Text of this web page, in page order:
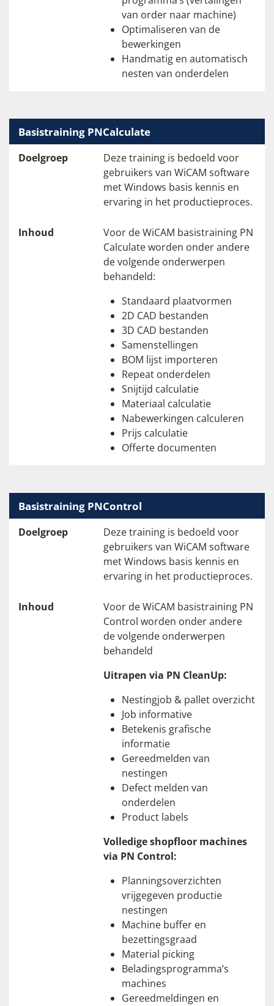
van order naar machine)
Optimaliseren van de
bewerkingen
Handmatig en automatisch
nesten van onderdelen
Basistraining PNCalculate
Doelgroep
Deze training is bedoeld voor
gebruikers van WiCAM software
met Windows basis kennis en
ervaring in het productieproces.
Inhoud
Voor de WiCAM basistraining PN
Calculate worden onder andere
de volgende onderwerpen
behandeld:
Standaard plaatvormen
2D CAD bestanden
3D CAD bestanden
Samenstellingen
BOM lijst importeren
Repeat onderdelen
Snijtijd calculatie
Materiaal calculatie
Nabewerkingen calculeren
Prijs calculatie
Offerte documenten
Basistraining PNControl
Doelgroep
Deze training is bedoeld voor
gebruikers van WiCAM software
met Windows basis kennis en
ervaring in het productieproces.
Inhoud
Voor de WiCAM basistraining PN
Control worden onder andere
de volgende onderwerpen
behandeld
Uitrapen via PN CleanUp:
Nestingjob & pallet overzicht
Job informative
Betekenis grafische
informatie
Gereedmelden van
nestingen
Defect melden van
onderdelen
Product labels
Volledige shopfloor machines
via PN Control:
Planningsoverzichten
vrijgegeven productie
nestingen
Machine buffer en
bezettingsgraad
Material picking
Beladingsprogramma’s
machines
Gereedmeldingen en